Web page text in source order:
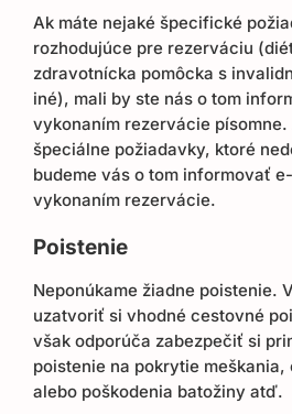
Ak máte nejaké špecifické
rozhodujúce pre rezerváciu
zdravotnícka pomôcka s
iné), mali by ste nás o tom
vykonaním rezervácie písomne.
špeciálne požiadavky, ktoré
budeme vás o tom informovať
vykonaním rezervácie.
Poistenie
Neponúkame žiadne poistenie.
uzatvoriť si vhodné cestovné
však odporúča zabezpečiť si
poistenie na pokrytie
alebo poškodenia batožiny atď.